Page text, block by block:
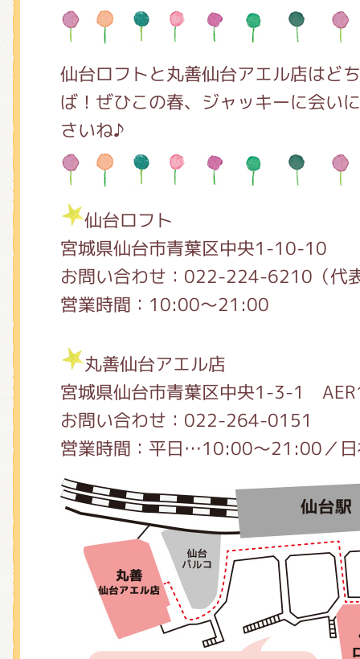
仙台ロフトと丸善仙台アエル店はど
ば！ぜひこの春、ジャッキーに会い
さいね♪
仙台ロフト
宮城県仙台市青葉区中央1-10-10
お問い合わせ：022-224-6210（代
営業時間：10:00～21:00
丸善仙台アエル店
宮城県仙台市青葉区中央1-3-1
お問い合わせ：022-264-0151
営業時間：平日…10:00～21:00／